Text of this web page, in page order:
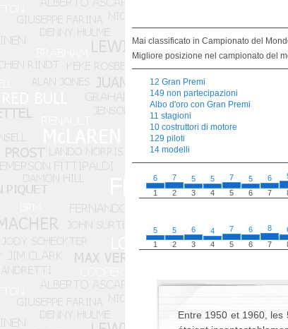
Mai classificato in Campionato del
Migliore posizione nel campionato del
12 Gran Premi
149 non partecipazioni
Albo d'oro con Gran Premi
11 stagioni
10 costruttori di motore
129 piloti
14 modelli
6
1
7
2
5
3
5
4
7
5
5
6
6
7
5
1
5
2
6
3
4
4
7
5
6
6
8
7
Entre 1950 et 1960, les